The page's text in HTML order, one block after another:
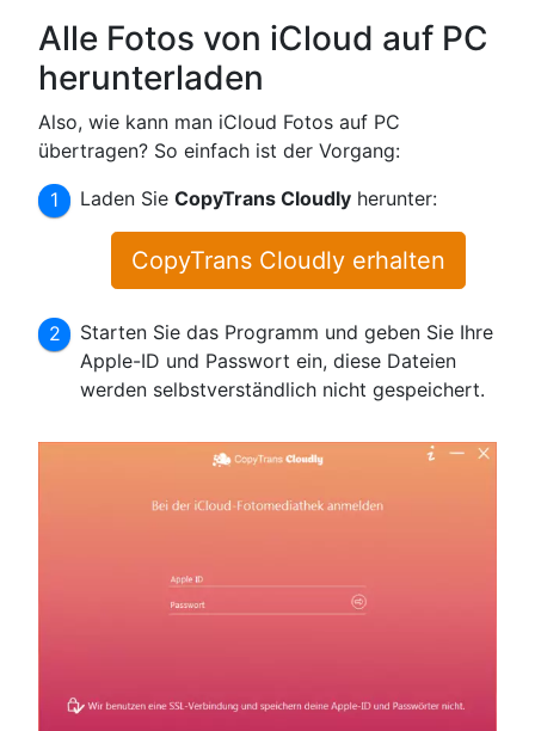
Alle Fotos von iCloud auf PC
herunterladen
Also, wie kann man iCloud Fotos auf PC
übertragen? So einfach ist der Vorgang:
Laden SieCopyTrans Cloudly herunter:
CopyTrans Cloudly erhalten
Starten Sie das Programm und geben Sie Ihre
Apple-ID und Passwort ein, diese Dateien
werden selbstverständlich nicht gespeichert.